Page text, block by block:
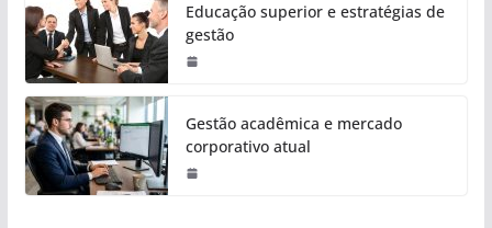
Educação superior e estratégias de
gestão
Gestão acadêmica e mercado
corporativo atual